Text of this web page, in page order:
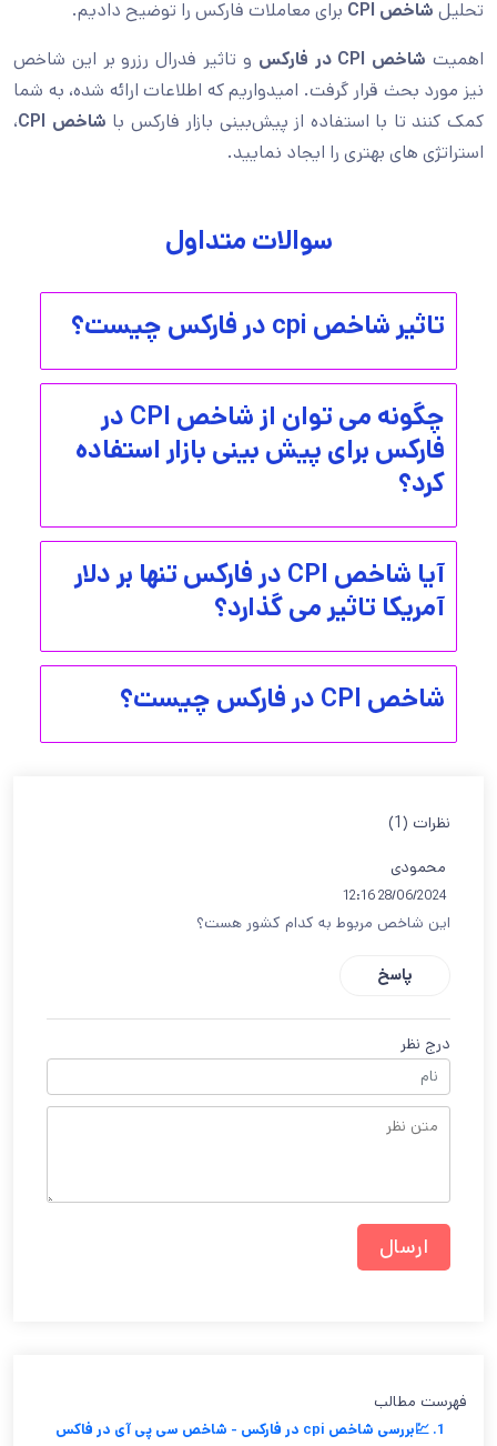
تحلیل شاخص CPI
برای معاملات فارکس را توضیح دادیم.
اهمیت شاخص CPI در فارکس و تاثیر فدرال رزرو بر این شاخص
نیز مورد بحث قرار گرفت. امیدواریم که اطلاعات ارائه شده، به شما
کمک کنند تا با استفاده از پیش‌بینی بازار فارکس با شاخص CPI
،
استراتژی های بهتری را ایجاد نمایید.
سوالات متداول
تاثیر شاخص cpi در فارکس چیست؟
چگونه می توان از شاخص CPI در
فارکس برای پیش بینی بازار استفاده
کرد؟
آیا شاخص CPI در فارکس تنها بر دلار
آمریکا تاثیر می گذارد؟
شاخص CPI در فارکس چیست؟
نظرات (1)
محمودی
28/06/2024 12:16
این شاخص مربوط به کدام کشور هست؟
پاسخ
درج نظر
فهرست مطالب
1. 💹بررسی شاخص cpi در فارکس - شاخص سی پی آی در فاکس